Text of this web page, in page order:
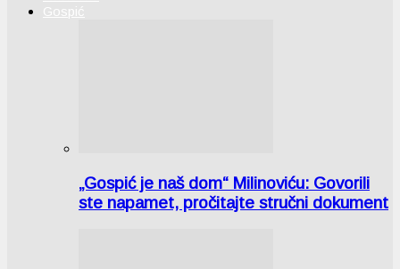
Gospić
„Gospić je naš dom“ Milinoviću: Govorili
ste napamet, pročitajte stručni dokument